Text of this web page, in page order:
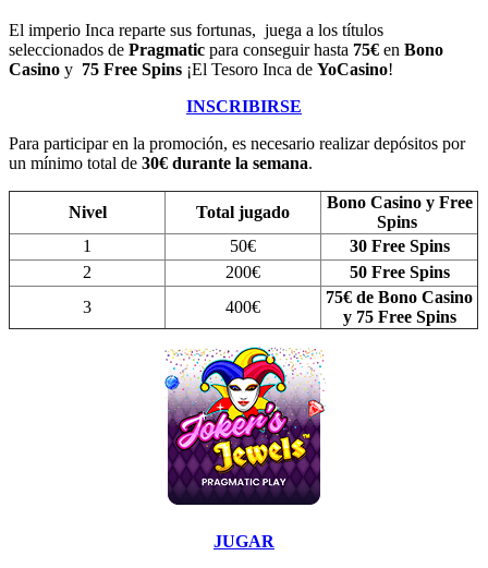
El imperio Inca reparte sus fortunas, juega a los títulos
seleccionados de Pragmatic para conseguir hasta 75€ en Bono
Casino y 75 Free Spins ¡El Tesoro Inca de YoCasino!
INSCRIBIRSE
Para participar en la promoción, es necesario realizar depósitos por
un mínimo total de 30€ durante la semana.
Nivel Total jugado
Bono Casino y Free
Spins
1
50€
30 Free Spins
2
200€
50 Free Spins
3
400€
75€ de Bono Casino
y 75 Free Spins
JUGAR